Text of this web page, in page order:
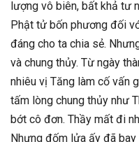
lượng vô biên, bất khả tư
Phật tử bốn phương đối
đáng cho ta chia sẻ.
và chung thủy. Từ ngày
nhiêu vị Tăng làm cố vấn
tấm lòng chung thủy như
bớt cô đơn. Thầy mất đi
Nhưng đốm lửa ấy đã